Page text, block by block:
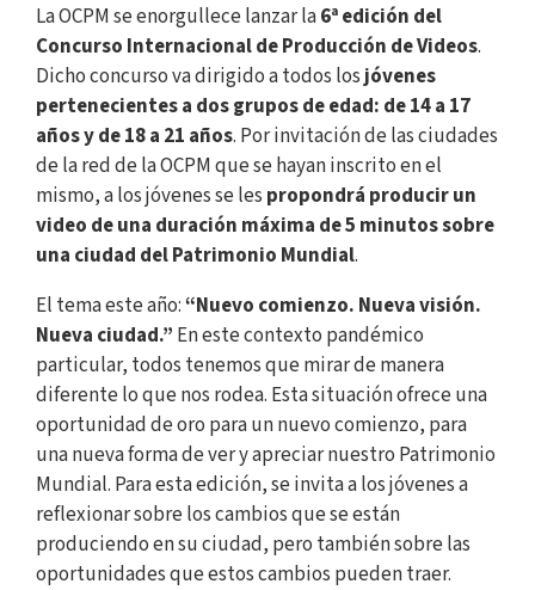
La OCPM se enorgullece lanzar la6ª edición del
Concurso Internacional de Producción de Videos.
Dicho concurso va dirigido a todos losjóvenes
pertenecientes a dos grupos de edad: de 14 a 17
años y de 18 a 21 años. Por invitación de las ciudades
de la red de la OCPM que se hayan inscrito en el
mismo, a los jóvenes se les propondrá producir un
video de una duración máxima de 5 minutos sobre
una ciudad del Patrimonio Mundial.
El tema este año:“Nuevo comienzo. Nueva visión.
Nueva ciudad.” En este contexto pandémico
particular, todos tenemos que mirar de manera
diferente lo que nos rodea. Esta situación ofrece una
oportunidad de oro para un nuevo comienzo, para
una nueva forma de ver y apreciar nuestro Patrimonio
Mundial. Para esta edición, se invita a los jóvenes a
reflexionar sobre los cambios que se están
produciendo en su ciudad, pero también sobre las
oportunidades que estos cambios pueden traer.